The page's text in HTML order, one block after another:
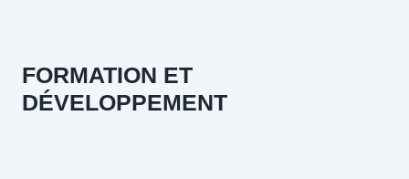
FORMATION ET
DÉVELOPPEMENT